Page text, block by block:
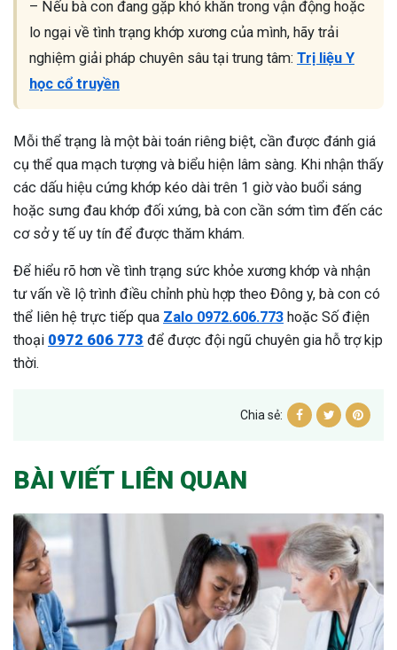
– Nếu bà con đang gặp khó khăn trong vận động hoặc
lo ngại về tình trạng khớp xương của mình, hãy trải
nghiệm giải pháp chuyên sâu tại trung tâm: Trị liệu Y
học cổ truyền
Mỗi thể trạng là một bài toán riêng biệt, cần được đánh giá
cụ thể qua mạch tượng và biểu hiện lâm sàng. Khi nhận thấy
các dấu hiệu cứng khớp kéo dài trên 1 giờ vào buổi sáng
hoặc sưng đau khớp đối xứng, bà con cần sớm tìm đến các
cơ sở y tế uy tín để được thăm khám.
Để hiểu rõ hơn về tình trạng sức khỏe xương khớp và nhận
tư vấn về lộ trình điều chỉnh phù hợp theo Đông y, bà con có
thể liên hệ trực tiếp qua Zalo 0972.606.773 hoặc Số điện
thoại 0972 606 773 để được đội ngũ chuyên gia hỗ trợ kịp
thời.
Chia sẻ:
BÀI VIẾT LIÊN QUAN